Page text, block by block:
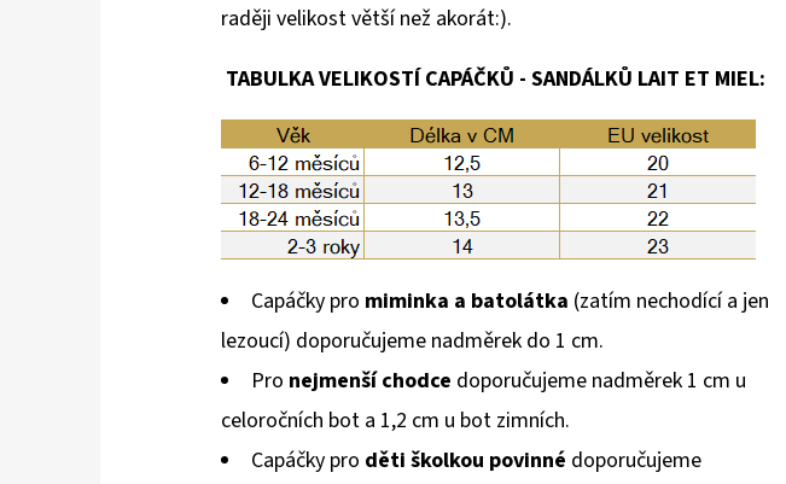
raději velikost větší než akorát:).
TABULKA VELIKOSTÍ CAPÁČKŮ - SANDÁLKŮ LAIT ET MIEL:
Capáčky pro miminka a batolátka (zatím nechodící a jen
lezoucí) doporučujeme nadměrek do 1 cm.
Pro nejmenší chodce doporučujeme nadměrek 1 cm u
celoročních bot a 1,2 cm u bot zimních.
Capáčky pro děti školkou povinné doporučujeme